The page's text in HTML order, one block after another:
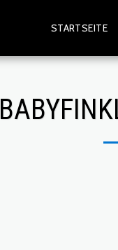
STARTSEITE